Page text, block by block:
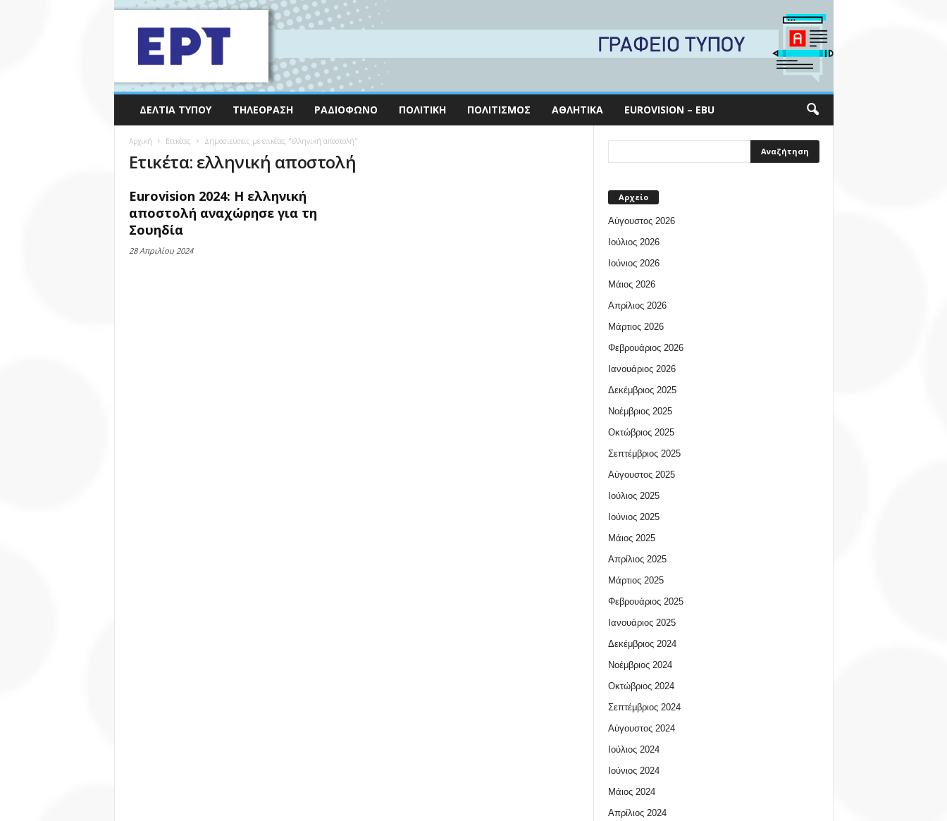
ΔΕΛΤΊΑ ΤΎΠΟΥ ΤΗΛΕΌΡΑΣΗ ΡΑΔΙΌΦΩΝΟ ΠΟΛΙΤΙΚΉ ΠΟΛΙΤΙΣΜΌΣ ΑΘΛΗΤΙΚΆ EUROVISION – EBU
Αρχική Ετικέτες Δημοσιεύσεις με ετικέτες "ελληνική αποστολή"
Ετικέτα: ελληνική αποστολή
Eurovision 2024: Η ελληνική
αποστολή αναχώρησε για τη
Σουηδία
28 Απριλίου 2024
Αρχείο
Αύγουστος 2026
Ιούλιος 2026
Ιούνιος 2026
Μάιος 2026
Απρίλιος 2026
Μάρτιος 2026
Φεβρουάριος 2026
Ιανουάριος 2026
Δεκέμβριος 2025
Νοέμβριος 2025
Οκτώβριος 2025
Σεπτέμβριος 2025
Αύγουστος 2025
Ιούλιος 2025
Ιούνιος 2025
Μάιος 2025
Απρίλιος 2025
Μάρτιος 2025
Φεβρουάριος 2025
Ιανουάριος 2025
Δεκέμβριος 2024
Νοέμβριος 2024
Οκτώβριος 2024
Σεπτέμβριος 2024
Αύγουστος 2024
Ιούλιος 2024
Ιούνιος 2024
Μάιος 2024
Απρίλιος 2024